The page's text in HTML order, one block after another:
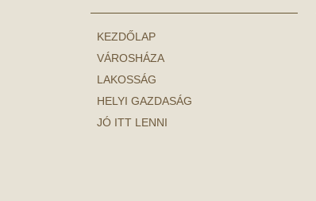
KEZDŐLAP
VÁROSHÁZA
LAKOSSÁG
HELYI GAZDASÁG
JÓ ITT LENNI